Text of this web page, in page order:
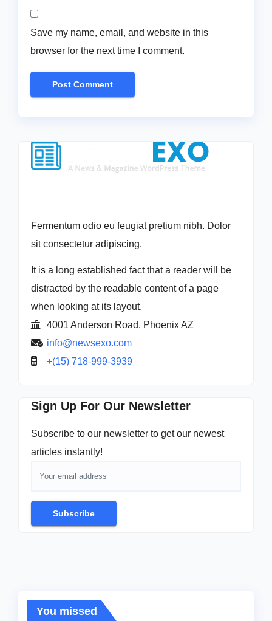
Save my name, email, and website in this
browser for the next time I comment.
Fermentum odio eu feugiat pretium nibh. Dolor
sit consectetur adipiscing.
It is a long established fact that a reader will be
distracted by the readable content of a page
when looking at its layout.
4001 Anderson Road, Phoenix AZ
info@newsexo.com
+(15) 718-999-3939
Sign Up For Our Newsletter
Subscribe to our newsletter to get our newest
articles instantly!
Subscribe
You missed